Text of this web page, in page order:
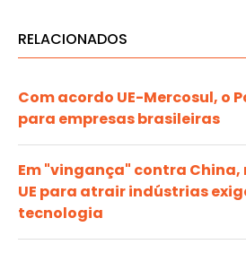
RELACIONADOS
Com acordo UE-Mercosul, o
para empresas brasileiras
Em "vingança" contra
UE para atrair indústrias
tecnologia